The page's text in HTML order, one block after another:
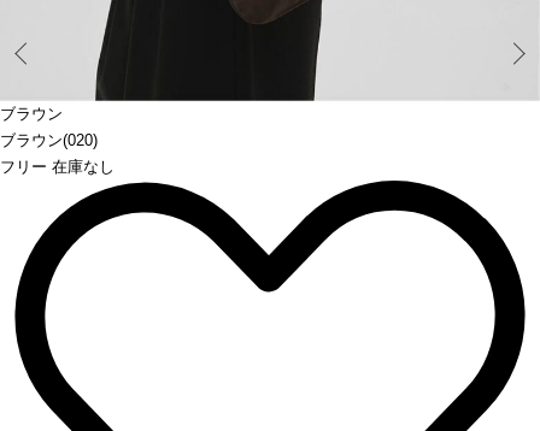
ブラウン
ブラウン(020)
フリー 在庫なし